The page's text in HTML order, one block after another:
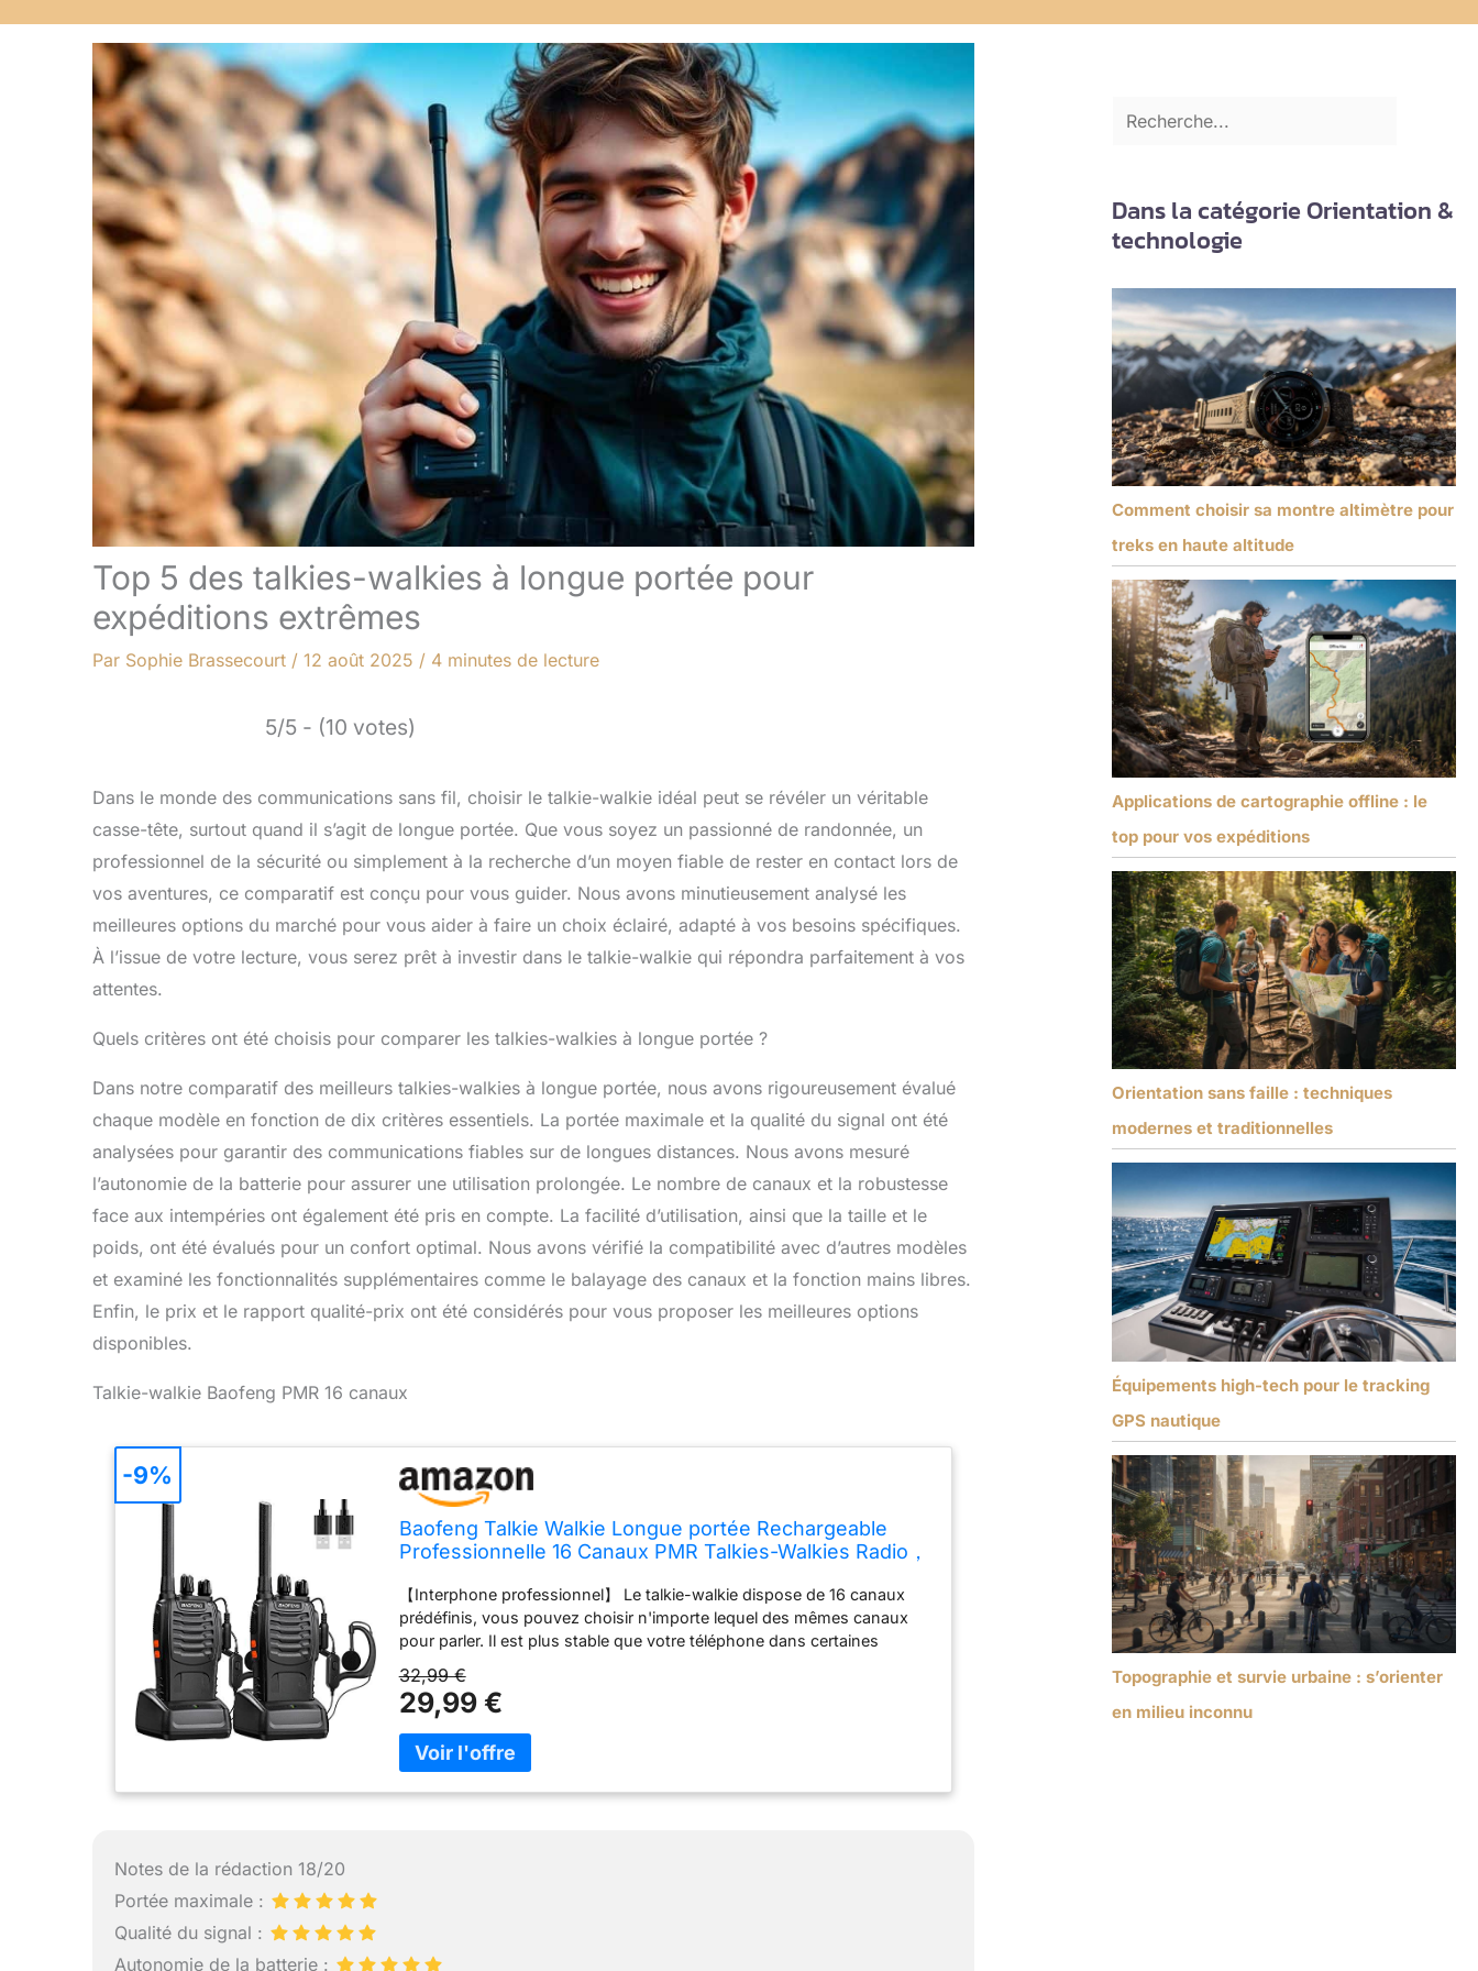
Top 5 des talkies-walkies à longue portée pour
expéditions extrêmes
Par Sophie Brassecourt / 12 août 2025 / 4 minutes de lecture
5/5 - (10 votes)
Dans le monde des communications sans fil, choisir le talkie-walkie idéal peut se révéler un véritable
casse-tête, surtout quand il s’agit de longue portée. Que vous soyez un passionné de randonnée, un
professionnel de la sécurité ou simplement à la recherche d’un moyen fiable de rester en contact lors de
vos aventures, ce comparatif est conçu pour vous guider. Nous avons minutieusement analysé les
meilleures options du marché pour vous aider à faire un choix éclairé, adapté à vos besoins spécifiques.
À l’issue de votre lecture, vous serez prêt à investir dans le talkie-walkie qui répondra parfaitement à vos
attentes.
Quels critères ont été choisis pour comparer les talkies-walkies à longue portée ?
Dans notre comparatif des meilleurs talkies-walkies à longue portée, nous avons rigoureusement évalué
chaque modèle en fonction de dix critères essentiels. La portée maximale et la qualité du signal ont été
analysées pour garantir des communications fiables sur de longues distances. Nous avons mesuré
l’autonomie de la batterie pour assurer une utilisation prolongée. Le nombre de canaux et la robustesse
face aux intempéries ont également été pris en compte. La facilité d’utilisation, ainsi que la taille et le
poids, ont été évalués pour un confort optimal. Nous avons vérifié la compatibilité avec d’autres modèles
et examiné les fonctionnalités supplémentaires comme le balayage des canaux et la fonction mains libres.
Enfin, le prix et le rapport qualité-prix ont été considérés pour vous proposer les meilleures options
disponibles.
Talkie-walkie Baofeng PMR 16 canaux
Baofeng Talkie Walkie Longue portée Rechargeable
Professionnelle 16 Canaux PMR Talkies-Walkies Radio，
【Interphone professionnel】 Le talkie-walkie dispose de 16 canaux
prédéfinis, vous pouvez choisir n'importe lequel des mêmes canaux
pour parler. Il est plus stable que votre téléphone dans certaines
est faible. 【Son clair et fort】 Le talkie-walkie a des fonctions DCS et
CTCSS pour bloquer les signaux d'interférence externes et réduire le
bruit. Des haut-parleurs et des microphones de haute qualité rendent
la communication entre les deux parties plus claire. Chaque radio est
pouvez parler directement via le microphone du casque pour une
voiture/ordinateur portable/banque d'alimentation. 【Facile à utiliser】
32,99 €
29,99 €
-9%
Notes de la rédaction 18/20
Portée maximale :
Qualité du signal :
Autonomie de la batterie :
Dans la catégorie Orientation &
technologie
Comment choisir sa montre altimètre pour
treks en haute altitude
Applications de cartographie offline : le
top pour vos expéditions
Orientation sans faille : techniques
modernes et traditionnelles
Équipements high-tech pour le tracking
GPS nautique
Topographie et survie urbaine : s’orienter
en milieu inconnu